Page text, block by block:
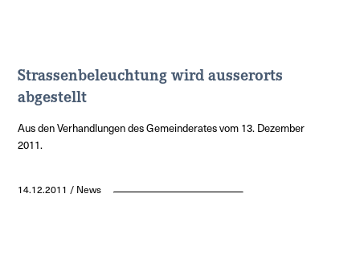
Strassenbeleuchtung wird ausserorts
abgestellt
Aus den Verhandlungen des Gemeinderates vom 13. Dezember
2011.
14.12.2011 / News